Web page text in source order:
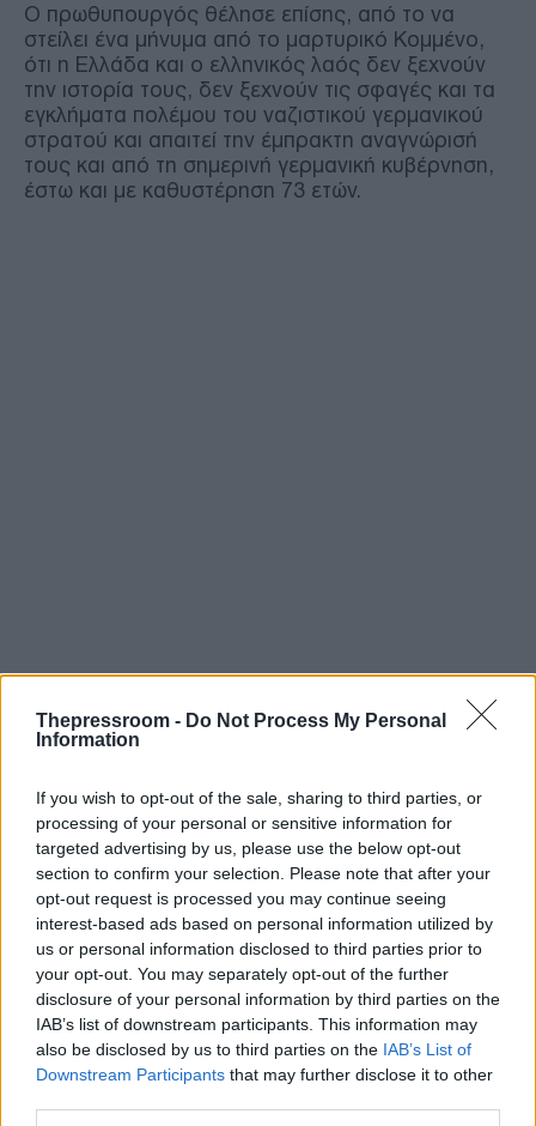
Thepressroom - Do Not Process My Personal
Information
If you wish to opt-out of the sale, sharing to third parties, or
processing of your personal or sensitive information for
targeted advertising by us, please use the below opt-out
section to confirm your selection. Please note that after your
opt-out request is processed you may continue seeing
interest-based ads based on personal information utilized by
us or personal information disclosed to third parties prior to
your opt-out. You may separately opt-out of the further
disclosure of your personal information by third parties on the
IAB’s list of downstream participants. This information may
also be disclosed by us to third parties on the IAB’s List of
Downstream Participants that may further disclose it to other
Ο πρωθυπουργός θέλησε επίσης, από το να
στείλει ένα μήνυμα από το μαρτυρικό Κομμένο,
ότι η Ελλάδα και ο ελληνικός λαός δεν ξεχνούν
την ιστορία τους, δεν ξεχνούν τις σφαγές και τα
εγκλήματα πολέμου του ναζιστικού γερμανικού
στρατού και απαιτεί την έμπρακτη αναγνώρισή
τους και από τη σημερινή γερμανική κυβέρνηση,
έστω και με καθυστέρηση 73 ετών.
«Και αυτό το ηθικό πρωτίστως και πολιτικό χρέος
δεν είναι μονάχα χρέος απέναντι στον ελληνικό
λαό, αλλά απέναντι σε ολόκληρη την Ευρώπη και
απέναντι στον ίδιο τον γερμανικό λαό, απέναντι